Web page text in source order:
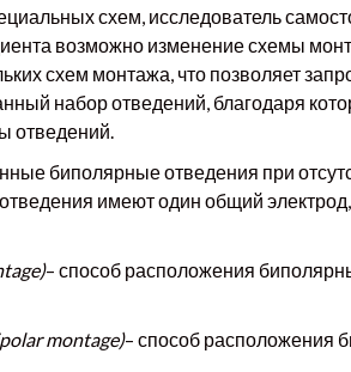
схем, исследователь
возможно изменение схемы
схем монтажа, что позволяет
набор отведений, благодаря
отведений.
биполярные отведения при
имеют один общий
– способ расположения
montage)– способ расположения